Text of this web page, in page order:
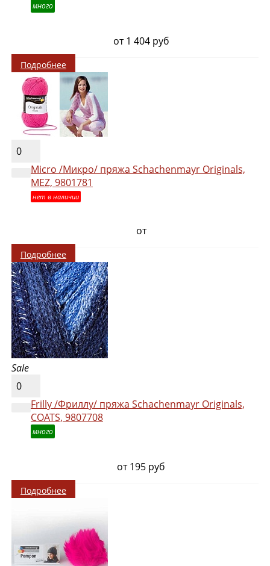
много
от 1 404 руб
Подробнее
0
Micro /Микро/ пряжа Schachenmayr Originals,
MEZ, 9801781
нет в наличии
от
Подробнее
Sale
0
Frilly /Фриллу/ пряжа Schachenmayr Originals,
COATS, 9807708
много
от 195 руб
Подробнее